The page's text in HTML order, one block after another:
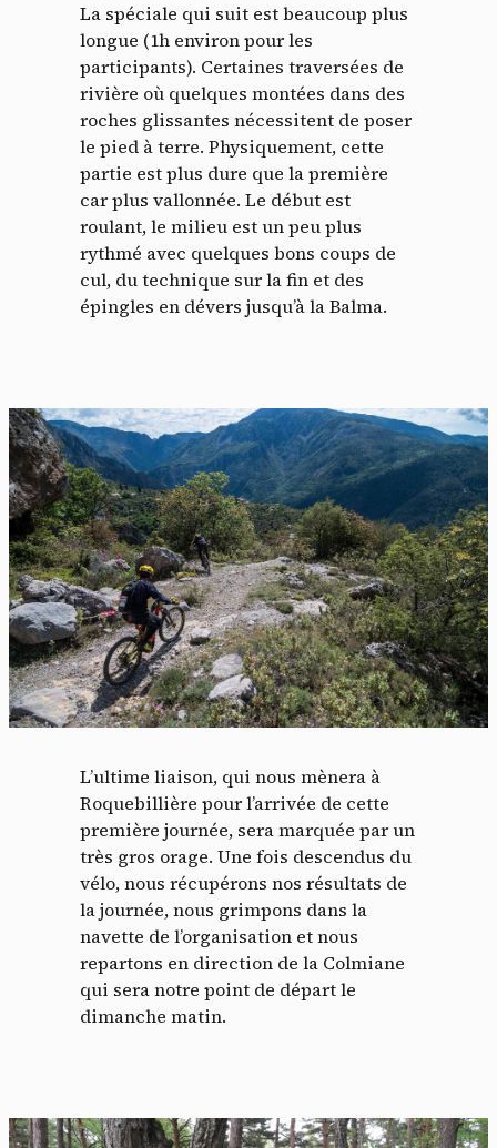
La spéciale qui suit est beaucoup plus
longue (1h environ pour les
participants). Certaines traversées de
rivière où quelques montées dans des
roches glissantes nécessitent de poser
le pied à terre. Physiquement, cette
partie est plus dure que la première
car plus vallonnée. Le début est
roulant, le milieu est un peu plus
rythmé avec quelques bons coups de
cul, du technique sur la fin et des
épingles en dévers jusqu’à la Balma.
L’ultime liaison, qui nous mènera à
Roquebillière pour l’arrivée de cette
première journée, sera marquée par un
très gros orage. Une fois descendus du
vélo, nous récupérons nos résultats de
la journée, nous grimpons dans la
navette de l’organisation et nous
repartons en direction de la Colmiane
qui sera notre point de départ le
dimanche matin.